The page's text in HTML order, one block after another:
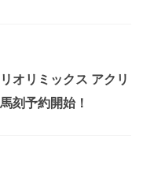
オリミックス アクリ
刻予約開始！